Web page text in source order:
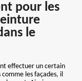
pour les
le
effectuer un certain
les façades, il